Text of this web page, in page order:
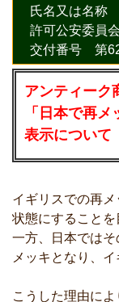
氏名又は名称
許可公安委員
交付番号 第
アンティーク
「日本で再
表示について
イギリスでの再
状態にすることを
一方、日本では
メッキとなり、
こうした理由に